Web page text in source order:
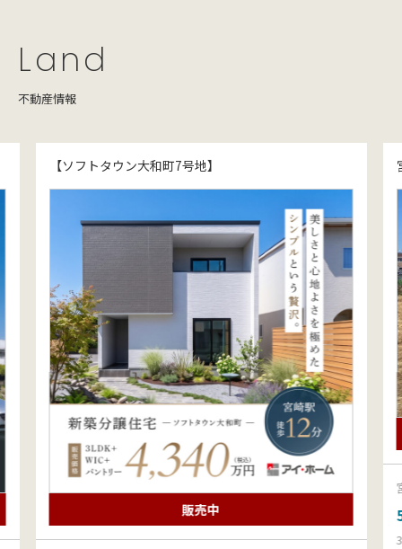
Land
不動産情報
【ソフトタウン大和町7号地】
販売中